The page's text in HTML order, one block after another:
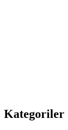
Kategoriler